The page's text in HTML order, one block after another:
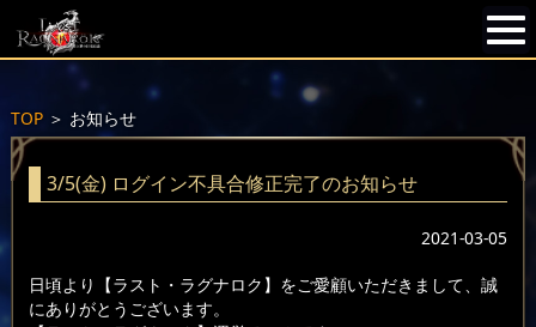
TOP＞ お知らせ
3/5(金) ログイン不具合修正完了のお知らせ
2021-03-05
日頃より【ラスト・ラグナロク】をご愛顧いただきまして、誠
にありがとうございます。